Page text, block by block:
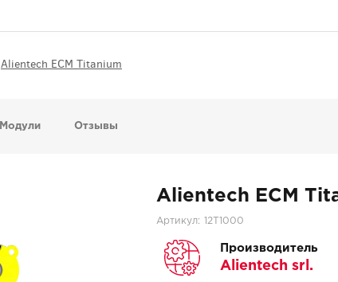
Alientech ECM Titanium
Модули Отзывы
Alientech ECM
Артикул: 12T1000
Производитель
Alientech srl.